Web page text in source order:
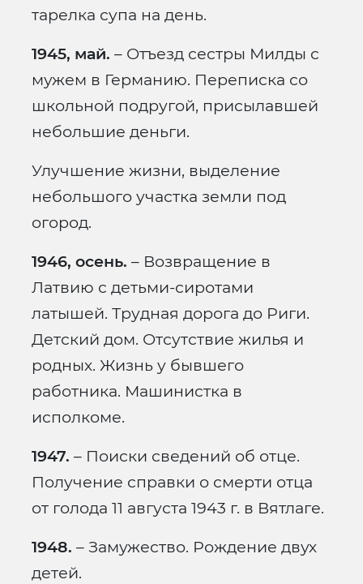
тарелка супа на день.
1945, май. – Отъезд сестры Милды с
мужем в Германию. Переписка со
школьной подругой, присылавшей
небольшие деньги.
Улучшение жизни, выделение
небольшого участка земли под
огород.
1946, осень. – Возвращение в
Латвию с детьми-сиротами
латышей. Трудная дорога до Риги.
Детский дом. Отсутствие жилья и
родных. Жизнь у бывшего
работника. Машинистка в
исполкоме.
1947. – Поиски сведений об отце.
Получение справки о смерти отца
от голода 11 августа 1943 г. в Вятлаге.
1948. – Замужество. Рождение двух
детей.